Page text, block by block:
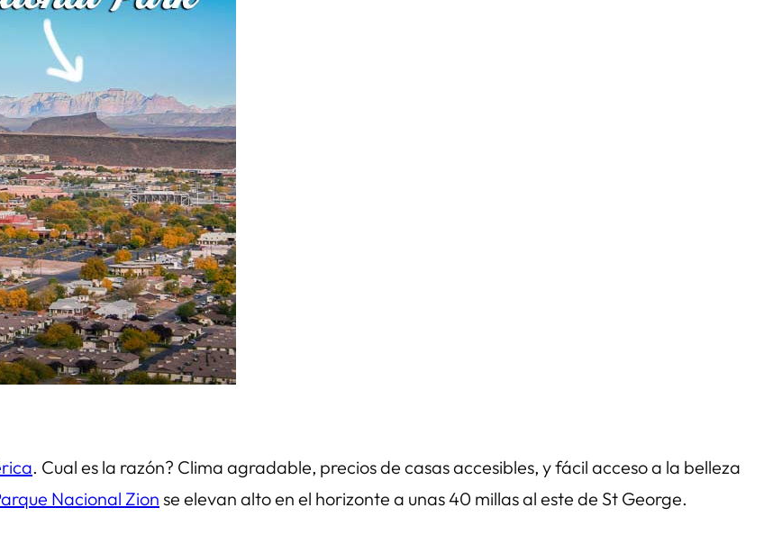
. Cual es la razón? Clima agradable, precios de casas accesibles, y fácil acceso a la belleza
Nacional Zion se elevan alto en el horizonte a unas 40 millas al este de St George.